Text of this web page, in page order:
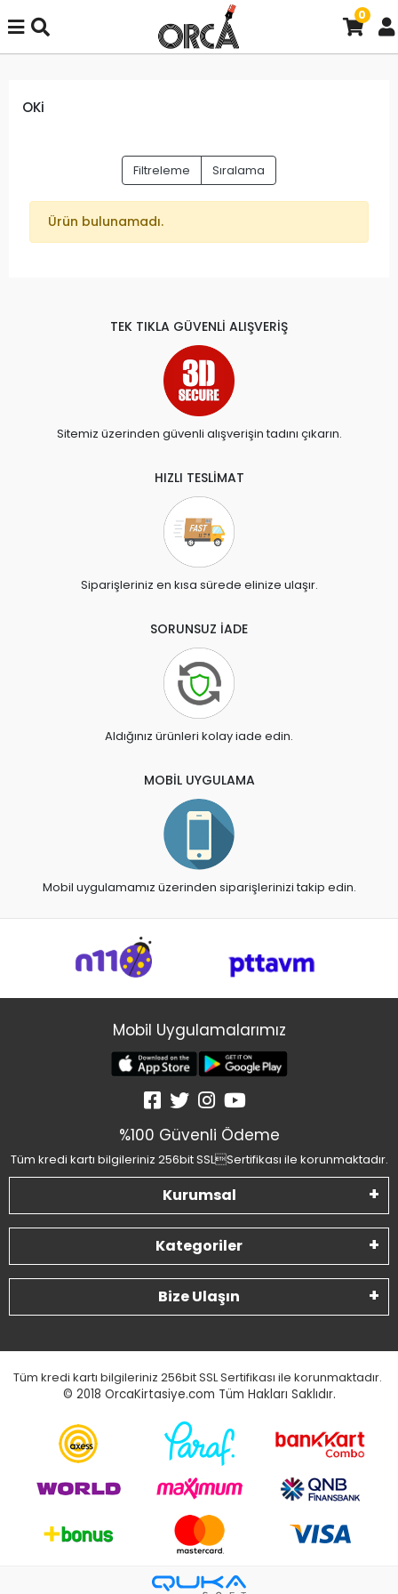
0
OKi
Filtreleme Sıralama
Ürün bulunamadı.
TEK TIKLA GÜVENLİ ALIŞVERİŞ
Sitemiz üzerinden güvenli alışverişin tadını çıkarın.
HIZLI TESLİMAT
Siparişleriniz en kısa sürede elinize ulaşır.
SORUNSUZ İADE
Aldığınız ürünleri kolay iade edin.
MOBİL UYGULAMA
Mobil uygulamamız üzerinden siparişlerinizi takip edin.
Mobil Uygulamalarımız
%100 Güvenli Ödeme
Tüm kredi kartı bilgileriniz 256bit SSLSertifikası ile korunmaktadır.
Kurumsal
Kategoriler
Bize Ulaşın
Tüm kredi kartı bilgileriniz 256bit SSL Sertifikası ile korunmaktadır.
© 2018 OrcaKirtasiye.com Tüm Hakları Saklıdır.